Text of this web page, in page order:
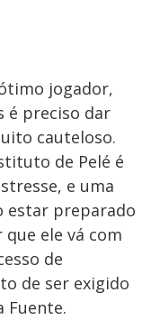
jogador,
é preciso dar
cauteloso.
de Pelé é
e uma
estar preparado
ele vá com
de
de ser exigido
Fuente.